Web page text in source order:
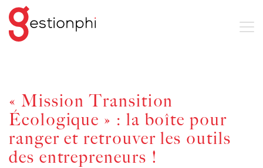
« Mission Transition
Écologique » : la boîte pour
ranger et retrouver les outils
des entrepreneurs !